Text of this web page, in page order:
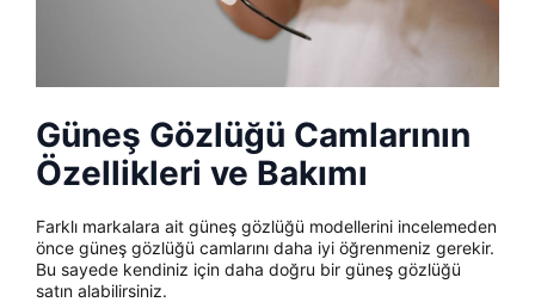
Güneş Gözlüğü Camlarının
Özellikleri ve Bakımı
Farklı markalara ait güneş gözlüğü modellerini incelemeden
önce güneş gözlüğü camlarını daha iyi öğrenmeniz gerekir.
Bu sayede kendiniz için daha doğru bir güneş gözlüğü
satın alabilirsiniz.